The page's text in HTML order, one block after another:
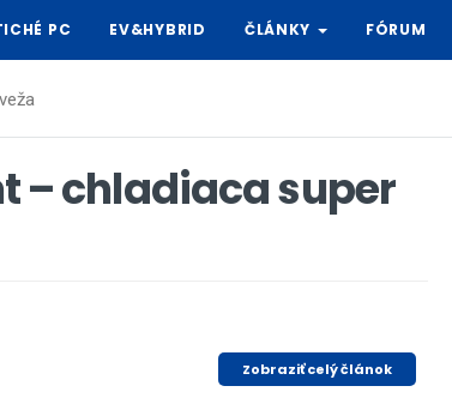
PC EV&HYBRID ČLÁNKY FÓRUM
– chladiaca super
Zobraziť celý článok